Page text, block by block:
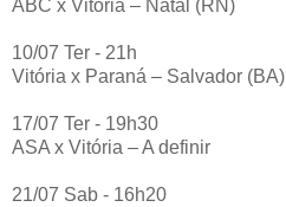
ABC x Vitória – Natal (RN)
10/07 Ter - 21h
Vitória x Paraná – Salvador (BA)
17/07 Ter - 19h30
ASA x Vitória – A definir
21/07 Sab - 16h20